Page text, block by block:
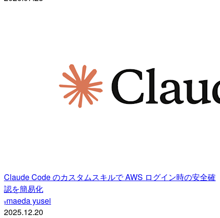
Claude Code のカスタムスキルで AWS ログイン時の安全確
認を簡易化
ymaeda yusei
2025.12.20